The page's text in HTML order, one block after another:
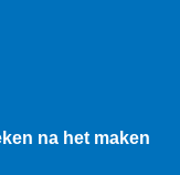
na het maken